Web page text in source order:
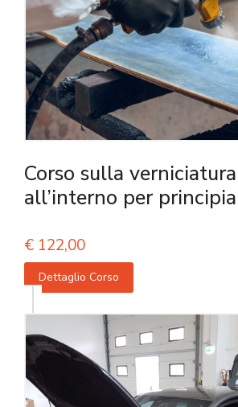
Corso sulla
all’interno per
€ 122,00
Dettaglio Corso